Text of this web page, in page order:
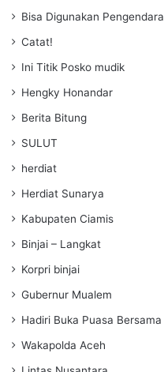
Bisa Digunakan Pengendara
Catat!
Ini Titik Posko mudik
Hengky Honandar
Berita Bitung
SULUT
herdiat
Herdiat Sunarya
Kabupaten Ciamis
Binjai – Langkat
Korpri binjai
Gubernur Mualem
Hadiri Buka Puasa Bersama
Wakapolda Aceh